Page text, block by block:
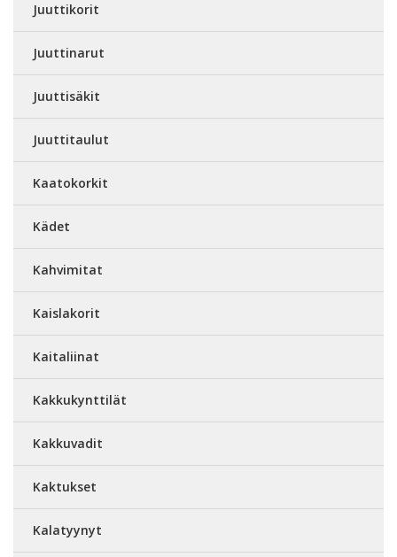
Juuttikorit
Juuttinarut
Juuttisäkit
Juuttitaulut
Kaatokorkit
Kädet
Kahvimitat
Kaislakorit
Kaitaliinat
Kakkukynttilät
Kakkuvadit
Kaktukset
Kalatyynyt